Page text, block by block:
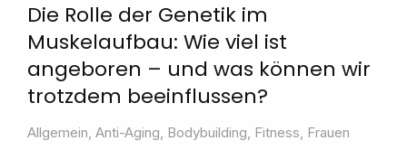
Die Rolle der Genetik im
Muskelaufbau: Wie viel ist
angeboren – und was können wir
trotzdem beeinflussen?
Allgemein, Anti-Aging, Bodybuilding, Fitness, Frauen